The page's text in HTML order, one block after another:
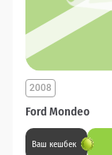
Ford Mondeo
2008
Ваш кешбек